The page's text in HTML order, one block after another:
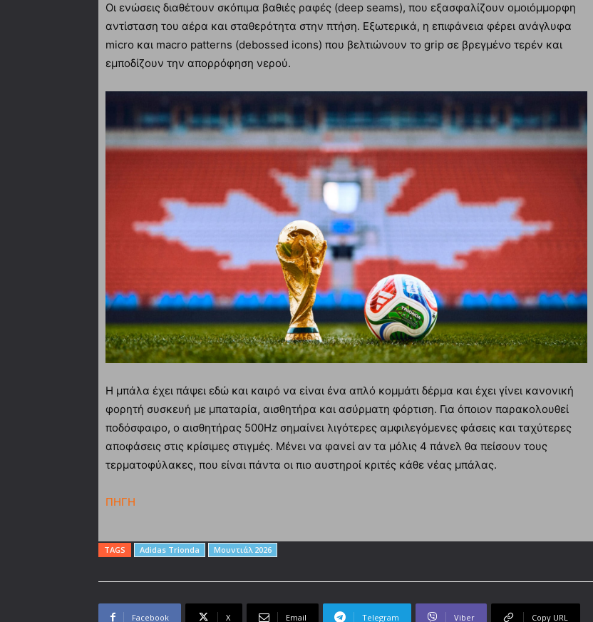
Οι ενώσεις διαθέτουν σκόπιμα βαθιές ραφές (deep seams), που εξασφαλίζουν ομοιόμμορφη
αντίσταση του αέρα και σταθερότητα στην πτήση. Εξωτερικά, η επιφάνεια φέρει ανάγλυφα
micro και macro patterns (debossed icons) που βελτιώνουν το grip σε βρεγμένο τερέν και
εμποδίζουν την απορρόφηση νερού.
Η μπάλα έχει πάψει εδώ και καιρό να είναι ένα απλό κομμάτι δέρμα και έχει γίνει κανονική
φορητή συσκευή με μπαταρία, αισθητήρα και ασύρματη φόρτιση. Για όποιον παρακολουθεί
ποδόσφαιρο, ο αισθητήρας 500Hz σημαίνει λιγότερες αμφιλεγόμενες φάσεις και ταχύτερες
αποφάσεις στις κρίσιμες στιγμές. Μένει να φανεί αν τα μόλις 4 πάνελ θα πείσουν τους
τερματοφύλακες, που είναι πάντα οι πιο αυστηροί κριτές κάθε νέας μπάλας.
ΠΗΓΗ
TAGS Adidas Trionda Μουντιάλ 2026
Facebook X Email Telegram Viber Copy URL